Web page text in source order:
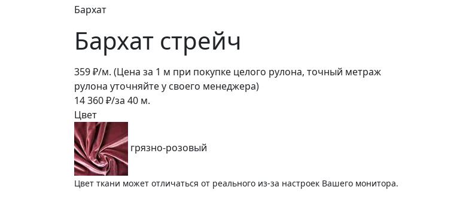
Бархат
Бархат стрейч
359₽/м. (Цена за 1 м при покупке целого рулона, точный метраж
рулона уточняйте у своего менеджера)
14 360₽/за 40 м.
Цвет
грязно-розовый
Цвет ткани может отличаться от реального из-за настроек Вашего монитора.